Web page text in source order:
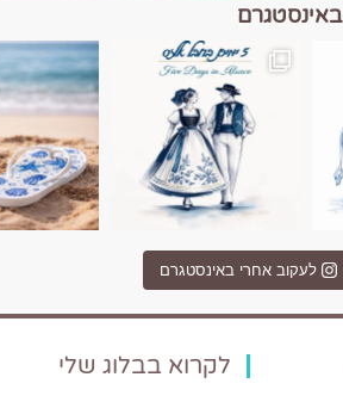
באינסטגרם
נהיה פשוט יותר. החול, הי
יש ערים בעולם שמרגישות כמו מסע בזמן.
לעקוב אחרי באינסטגרם
לקרוא בבלוג שלי